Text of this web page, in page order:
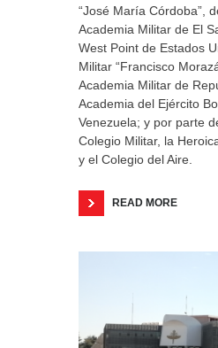
“José María Córdoba”,
Academia Militar de El
West Point de Estados
Militar “Francisco
Academia Militar de
Academia del Ejército
Venezuela; y por parte
Colegio Militar, la
y el Colegio del Aire.
READ MORE